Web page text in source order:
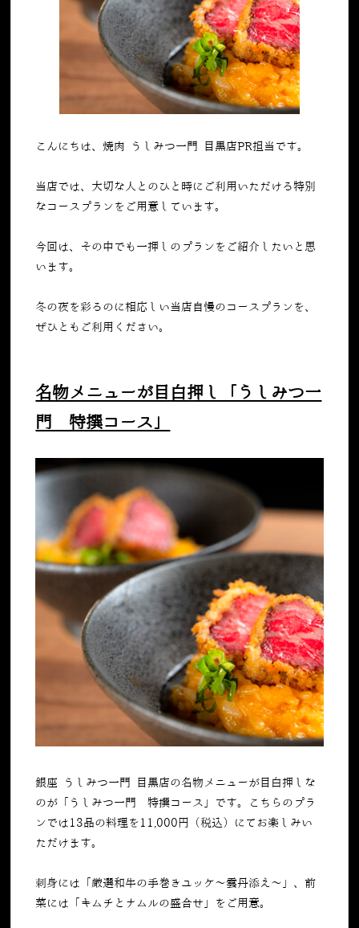
こんにちは、焼肉 うしみつ一門 目黒店PR担当です。
当店では、大切な人とのひと時にご利用いただける特別
なコースプランをご用意しています。
今回は、その中でも一押しのプランをご紹介したいと思
います。
冬の夜を彩るのに相応しい当店自慢のコースプランを、
ぜひともご利用ください。
名物メニューが目白押し「うしみつ一
門 特撰コース」
銀座 うしみつ一門 目黒店の名物メニューが目白押しな
のが「うしみつ一門 特撰コース」です。こちらのプラ
ンでは13品の料理を11,000円（税込）にてお楽しみい
ただけます。
刺身には「厳選和牛の手巻きユッケ～雲丹添え～」、前
菜には「キムチとナムルの盛合せ」をご用意。